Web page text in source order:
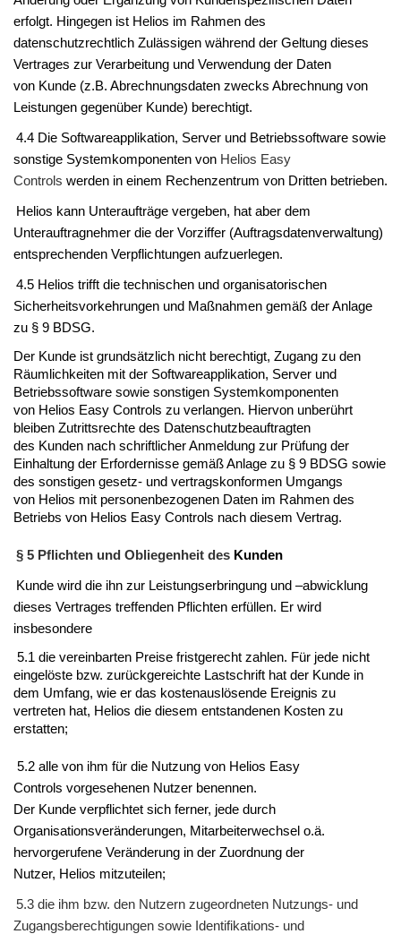
erfolgt. Hingegen ist Helios im Rahmen des
datenschutzrechtlich Zulässigen während der Geltung dieses
Vertrages zur Verarbeitung und Verwendung der Daten
von Kunde (z.B. Abrechnungsdaten zwecks Abrechnung von
Leistungen gegenüber Kunde) berechtigt.
4.4 Die Softwareapplikation, Server und Betriebssoftware sowie
sonstige Systemkompo­nenten von Helios Easy
Controls werden in einem Rechenzentrum von Dritten betrieben.
Helios kann Unteraufträge vergeben, hat aber dem
Unterauftragnehmer die der Vorziffer (Auftragsdatenverwaltung)
entsprechenden Verpflichtungen aufzuerlegen.
4.5 Helios trifft die technischen und organisatorischen
Sicherheitsvorkehrungen und Maßnahmen gemäß der Anlage
zu § 9 BDSG.
Der Kunde ist grundsätzlich nicht berechtigt, Zugang zu den
Räumlichkeiten mit der Software­applikation, Server und
Betriebssoftware sowie sonstigen Systemkomponenten
von Helios Easy Controls zu verlangen. Hiervon unberührt
bleiben Zutrittsrechte des Datenschutzbeauftrag­ten
des Kunden nach schriftlicher Anmeldung zur Prüfung der
Einhaltung der Erfordernisse gemäß Anlage zu § 9 BDSG sowie
des sonstigen gesetz- und vertragskonformen Umgangs
von Helios mit personenbezogenen Daten im Rahmen des
Betriebs von Helios Easy Controls nach diesem Vertrag.
§ 5 Pflichten und Obliegenheit des Kunden
Kunde wird die ihn zur Leistungserbringung und –abwicklung
dieses Vertrages treffenden Pflichten erfüllen. Er wird
insbesondere
5.1 die vereinbarten Preise fristgerecht zahlen. Für jede nicht
eingelöste bzw. zurückgereichte Lastschrift hat der Kunde in
dem Umfang, wie er das kostenauslösende Ereignis zu
vertreten hat, Helios die diesem entstandenen Kosten zu
erstatten;
5.2 alle von ihm für die Nutzung von Helios Easy
Controls vorgesehenen Nutzer benennen.
Der Kunde verpflichtet sich ferner, jede durch
Organisationsveränderungen, Mitarbeiterwechsel o.ä.
hervorgerufene Veränderung in der Zuordnung der
Nutzer, Helios mitzuteilen;
5.3 die ihm bzw. den Nutzern zugeordneten Nutzungs- und
Zugangsberechtigungen sowie Identifikations- und